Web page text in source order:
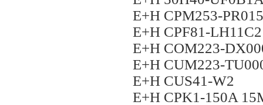
E+H CPM253-
E+H CPF81-LH11C2
E+H COM223-
E+H CUM223-
E+H CUS41-W2
E+H CPK1-150A